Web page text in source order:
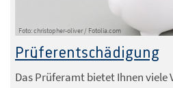
Foto: christopher-oliver / Fotolia.com
Prüferentschädigung
Das Prüferamt bietet Ihnen viele